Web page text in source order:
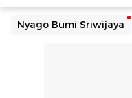
Nyago Bumi Sriwijaya